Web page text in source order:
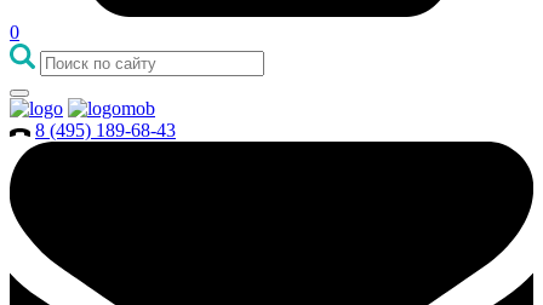
0
8 (495) 189-68-43